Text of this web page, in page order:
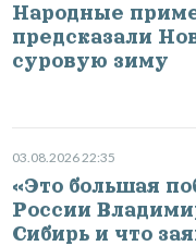
Народные
предсказали
суровую зиму
03.08.2026 22:35
«Это большая
России
Сибирь и что